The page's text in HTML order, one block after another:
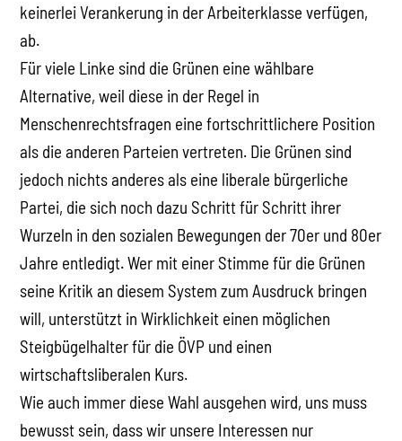
keinerlei Verankerung in der Arbeiterklasse verfügen,
ab.
Für viele Linke sind die Grünen eine wählbare
Alternative, weil diese in der Regel in
Menschenrechtsfragen eine fortschrittlichere Position
als die anderen Parteien vertreten. Die Grünen sind
jedoch nichts anderes als eine liberale bürgerliche
Partei, die sich noch dazu Schritt für Schritt ihrer
Wurzeln in den sozialen Bewegungen der 70er und 80er
Jahre entledigt. Wer mit einer Stimme für die Grünen
seine Kritik an diesem System zum Ausdruck bringen
will, unterstützt in Wirklichkeit einen möglichen
Steigbügelhalter für die ÖVP und einen
wirtschaftsliberalen Kurs.
Wie auch immer diese Wahl ausgehen wird, uns muss
bewusst sein, dass wir unsere Interessen nur